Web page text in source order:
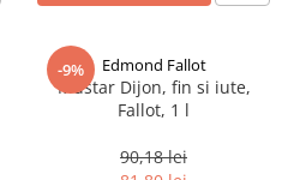
-9% Edmond Fallot
Mustar Dijon, fin si iute,
Fallot, 1 l
90,18 lei